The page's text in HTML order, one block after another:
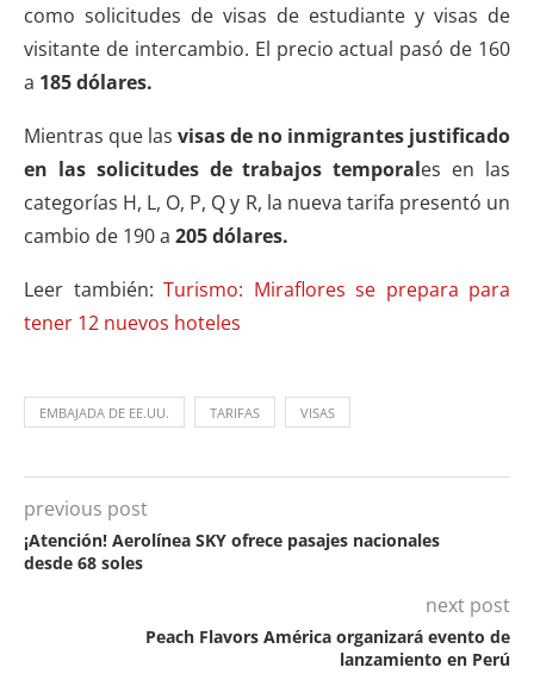
como solicitudes de visas de estudiante y visas de
visitante de intercambio. El precio actual pasó de 160
a 185 dólares.
Mientras que las visas de no inmigrantes justificado
en las solicitudes de trabajos temporales en las
categorías H, L, O, P, Q y R, la nueva tarifa presentó un
cambio de 190 a 205 dólares.
Leer también: Turismo: Miraflores se prepara para
tener 12 nuevos hoteles
EMBAJADA DE EE.UU. TARIFAS VISAS
previous post
¡Atención! Aerolínea SKY ofrece pasajes nacionales
desde 68 soles
next post
Peach Flavors América organizará evento de
lanzamiento en Perú